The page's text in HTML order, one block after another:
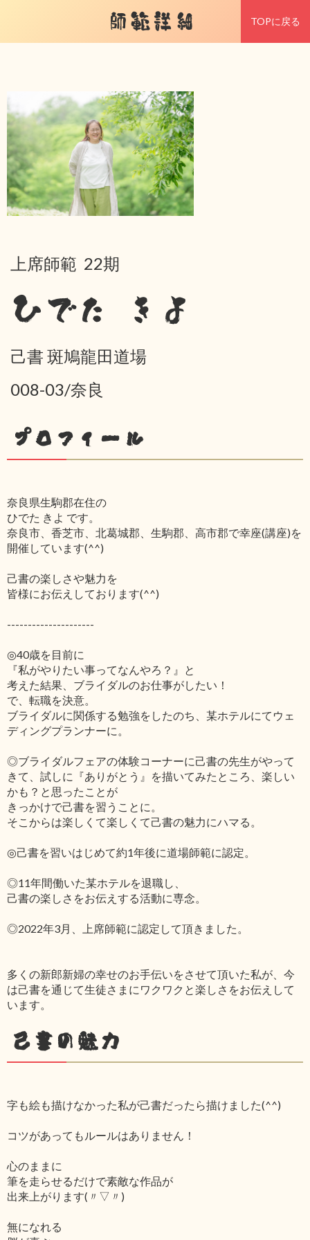
師範詳細 TOPに戻る
上席師範 22期
ひでた きよ
己書 斑鳩龍田道場
008-03/奈良
プロフィール
奈良県生駒郡在住の
ひでた きよ です。
奈良市、香芝市、北葛城郡、生駒郡、高市郡で幸座(講座)を
開催しています(^^)
己書の楽しさや魅力を
皆様にお伝えしております(^^)
---------------------
◎40歳を目前に
『私がやりたい事ってなんやろ？』と
考えた結果、ブライダルのお仕事がしたい！
で、転職を決意。
ブライダルに関係する勉強をしたのち、某ホテルにてウェ
ディングプランナーに。
◎ブライダルフェアの体験コーナーに己書の先生がやって
きて、試しに『ありがとう』を描いてみたところ、楽しい
かも？と思ったことが
きっかけで己書を習うことに。
そこからは楽しくて楽しくて己書の魅力にハマる。
◎己書を習いはじめて約1年後に道場師範に認定。
◎11年間働いた某ホテルを退職し、
己書の楽しさをお伝えする活動に専念。
◎2022年3月、上席師範に認定して頂きました。
多くの新郎新婦の幸せのお手伝いをさせて頂いた私が、今
は己書を通じて生徒さまにワクワクと楽しさをお伝えして
います。
己書の魅力
字も絵も描けなかった私が己書だったら描けました(^^)
コツがあってもルールはありません！
心のままに
筆を走らせるだけで素敵な作品が
出来上がります(〃▽〃)
無になれる